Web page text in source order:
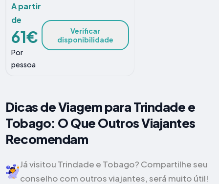
A partir
de
61€
Por
pessoa
Verificar
disponibilidade
Dicas de Viagem para Trindade e
Tobago: O Que Outros Viajantes
Recomendam
Já visitou Trindade e Tobago? Compartilhe seu
conselho com outros viajantes, será muito útil!